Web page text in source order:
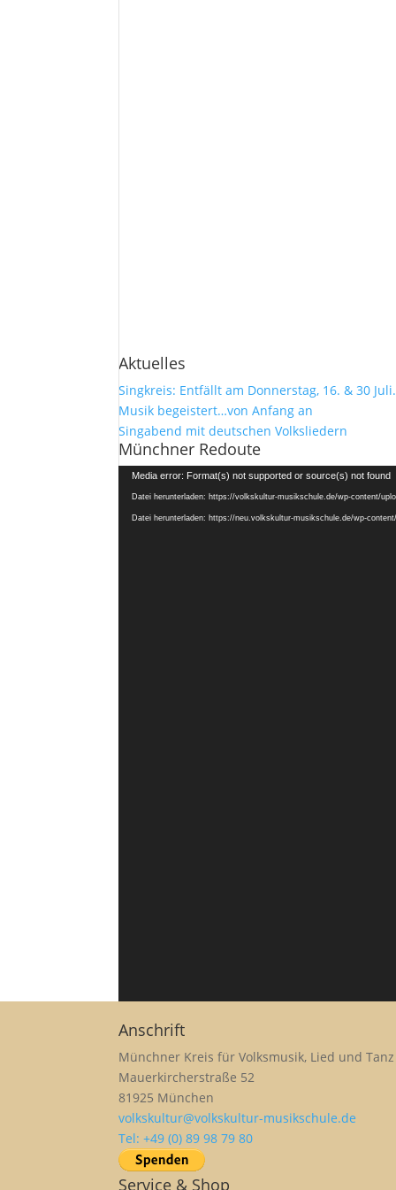
Aktuelles
Singkreis: Entfällt am Donnerstag, 16. & 30 Juli.
Musik begeistert…von Anfang an
Singabend mit deutschen Volksliedern
Münchner Redoute
Video-
Player
Media error: Format(s) not supported or source(s) not found
Datei herunterladen: https://volkskultur-musikschule.de/wp-content/
Datei herunterladen: https://neu.volkskultur-musikschule.de/wp-
Anschrift
Münchner Kreis für Volksmusik, Lied und Tanz
Mauerkircherstraße 52
81925 München
volkskultur@volkskultur-musikschule.de
Tel: +49 (0) 89 98 79 80
Service & Shop